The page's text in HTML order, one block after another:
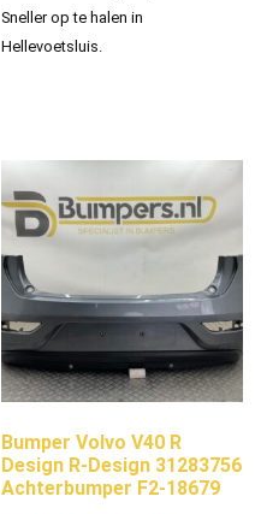
Sneller op te halen in
Hellevoetsluis.
Bumper Volvo V40 R
Design R-Design 31283756
Achterbumper F2-18679